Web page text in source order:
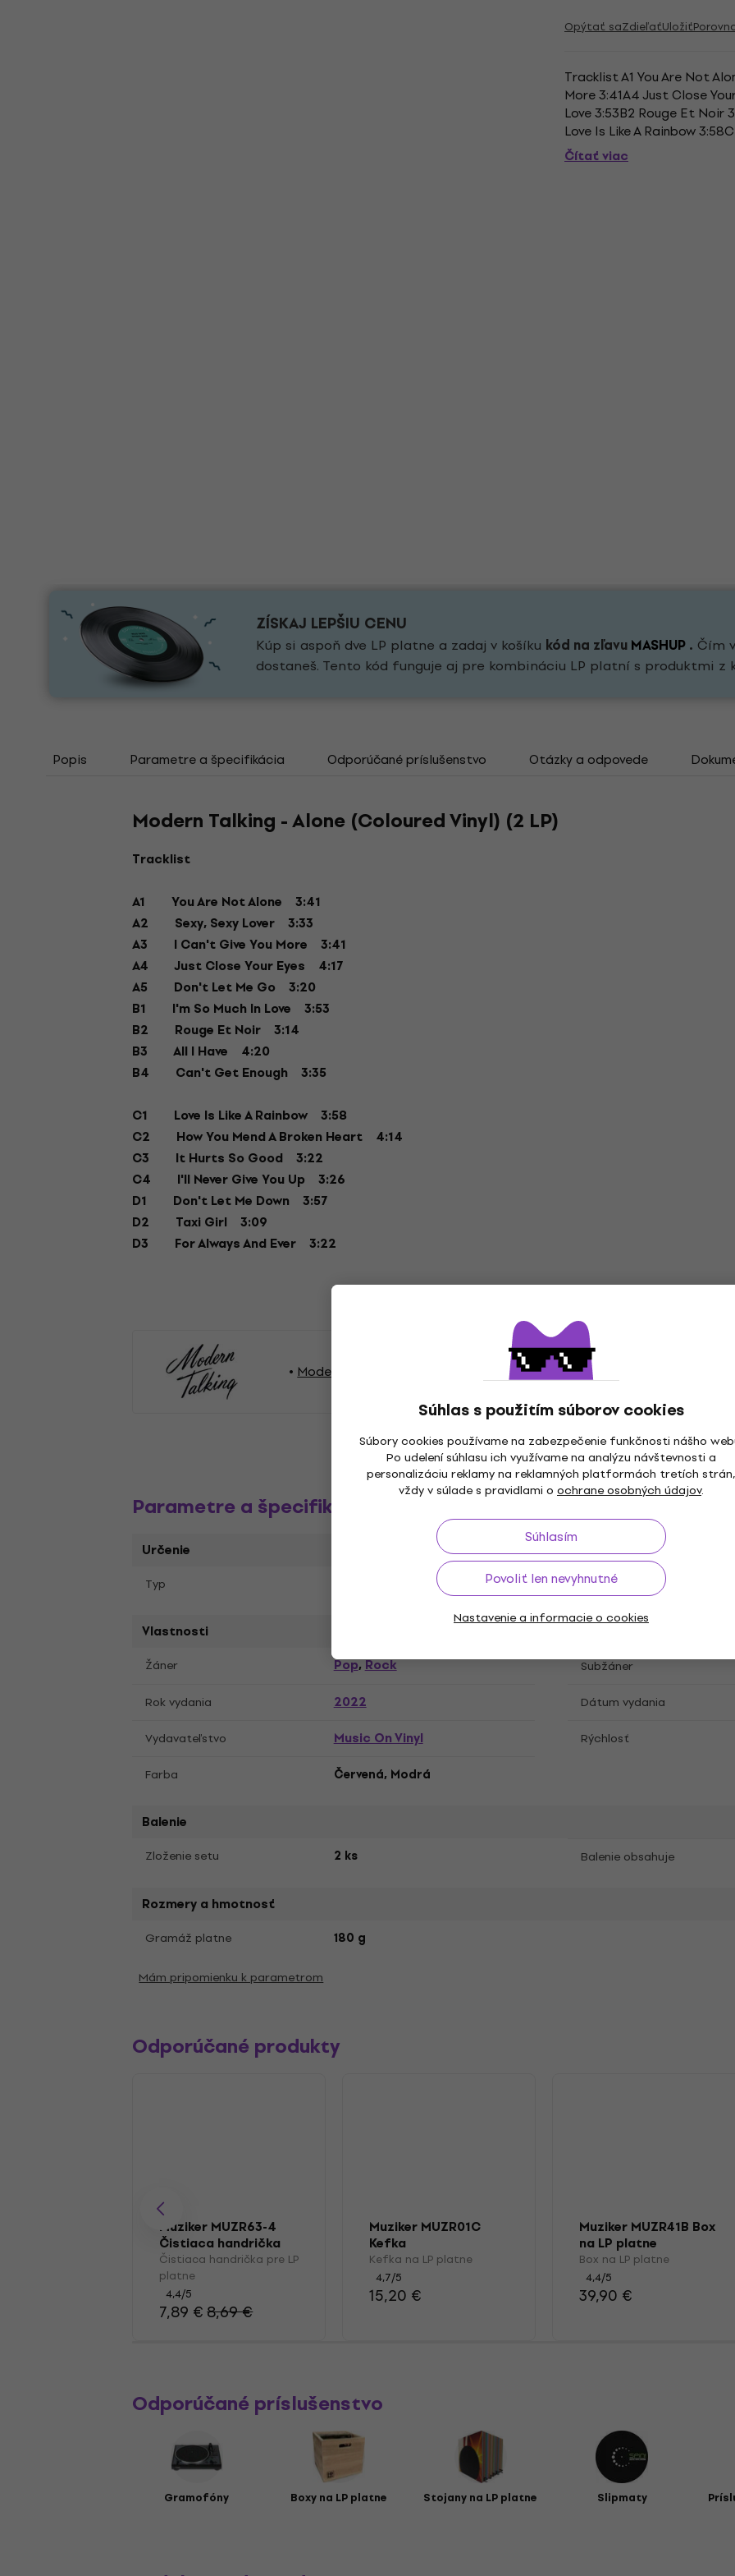
Súhlas s použitím súborov cookies
Súbory cookies používame na zabezpečenie funkčnosti nášho
Po udelení súhlasu ich využívame na analýzu návštevnosti a
personalizáciu reklamy na reklamných platformách tretích strán,
vždy v súlade s pravidlami o ochrane osobných údajov.
Súhlasím
Povoliť len nevyhnutné
Nastavenie a informacie o cookies
Opýtať saZdieľaťUložiť
Tracklist A1 You Are Not
More 3:41A4 Just Close
Love 3:53B2 Rouge Et Noir
Love Is Like A Rainbow
Good 3:22C4 I'll Never Give
Čítať viac
ZÍSKAJ LEPŠIU CENU
Kúp si aspoň dve LP platne a zadaj v košíku kód na zľavuMASHUP. Čím
dostaneš. Tento kód funguje aj pre kombináciu LP platní s produktmi z
Popis Parametre a špecifikácia Odporúčané príslušenstvo Otázky a odpovede
Modern Talking - Alone (Coloured Vinyl) (2 LP)
Tracklist
A1 You Are Not Alone
3:41
A2
Sexy, Sexy Lover
3:33
A3
I Can't Give You More
3:41
A4
Just Close Your Eyes
4:17
A5
Don't Let Me Go
3:20
B1
I'm So Much In Love
3:53
B2
Rouge Et Noir
3:14
B3
All I Have
4:20
B4
Can't Get Enough 3:35
C1 Love Is Like A Rainbow
3:58
C2
How You Mend A Broken Heart
4:14
C3
It Hurts So Good
3:22
C4
I'll Never Give You Up
3:26
D1
Don't Let Me Down
3:57
D2
Taxi Girl
3:09
D3
For Always And Ever 3:22
Modern Talking LP platne
Parametre a špecifikácia
Určenie
Typ
Vlastnosti
Žáner Pop,Rock
Subžáner
Rok vydania
2022
Dátum vydania
Vydavateľstvo
Music On Vinyl
Rýchlosť
Farba
Červená, Modrá
Balenie
Zloženie setu 2 ks Balenie obsahuje
Rozmery a hmotnosť
Gramáž platne 180 g
Mám pripomienku k parametrom
Odporúčané produkty
Muziker MUZR63-4
Čistiaca handrička
pre LP platne
Čistiaca handrička pre LP
platne
4,4/5
7,89 €8,69 €
Muziker MUZR01C
Kefka
Kefka na LP platne
4,7/5
15,20 €
Muziker MUZR41B Box
na LP platne
Box na LP platne
4,4/5
39,90 €
Odporúčané príslušenstvo
Gramofóny Boxy na LP platne Stojany na LP platne Slipmaty